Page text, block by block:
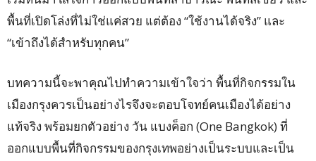
พื้นที่เปิดโล่งที่ไม่ใช่แค่สวย แต่ต้อง “ใช้งานได้จริง” และ
“เข้าถึงได้สำหรับทุกคน”
บทความนี้จะพาคุณไปทำความเข้าใจว่า พื้นที่กิจกรรมใน
เมืองกรุงควรเป็นอย่างไรจึงจะตอบโจทย์คนเมืองได้อย่าง
แท้จริง พร้อมยกตัวอย่าง วัน แบงค็อก (One Bangkok) ที่
ออกแบบพื้นที่กิจกรรมของกรุงเทพอย่างเป็นระบบและเป็น